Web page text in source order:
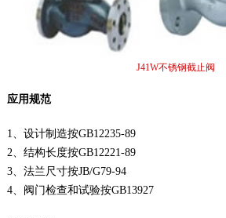
J41W不锈钢截止阀
应用规范
1、设计制造按GB12235-89
2、结构长度按GB12221-89
3、法兰尺寸按JB/G79-94
4、阀门检查和试验按GB13927